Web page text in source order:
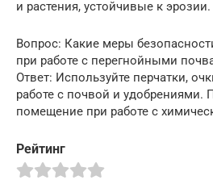
и растения, устойчивые к эрозии.
Вопрос: Какие меры
при работе с перегнойными
Ответ: Используйте перчатки,
работе с почвой и удобрениями.
помещение при работе с
Рейтинг